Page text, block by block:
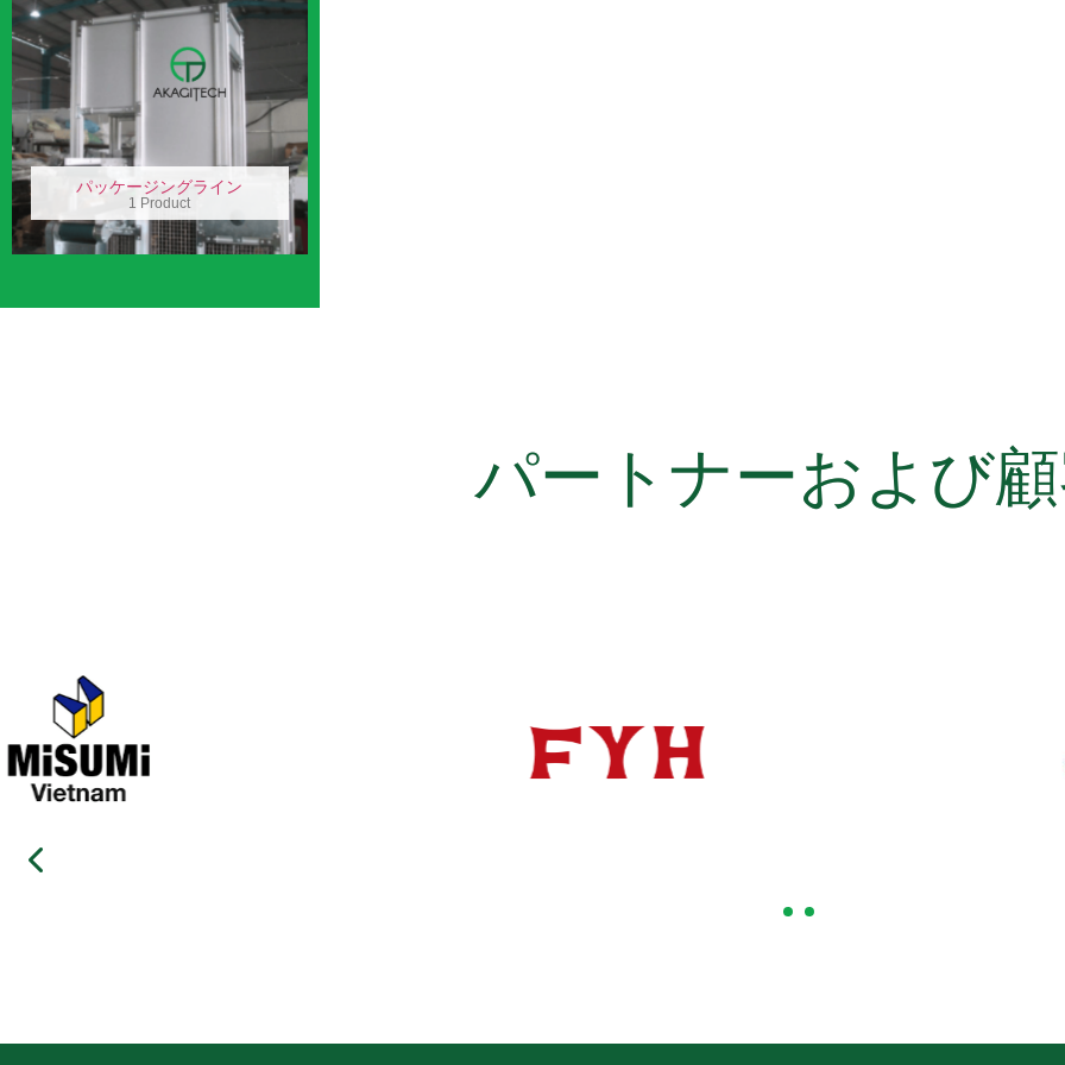
パッケージングライン
1 Product
パートナーおよび